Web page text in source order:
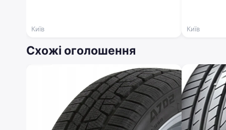
Київ Київ
Схожі оголошення